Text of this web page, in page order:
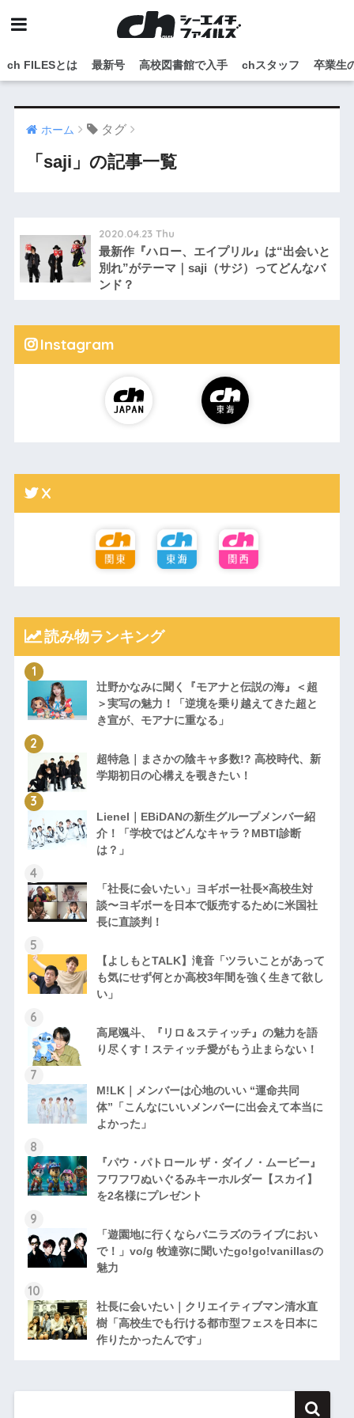
ch FILESとは 最新号 高校図書館で入手 chスタッフ 卒業生
ホーム タグ
「saji」の記事一覧
2020.04.23 Thu
最新作『ハロー、エイプリル』は“出会いと
別れ”がテーマ｜saji（サジ）ってどんなバ
ンド？
Instagram
X
読み物ランキング
辻野かなみに聞く『モアナと伝説の海』＜超
＞実写の魅力！「逆境を乗り越えてきた超と
き宣が、モアナに重なる」
超特急｜まさかの陰キャ多数!? 高校時代、新
学期初日の心構えを覗きたい！
Lienel｜EBiDANの新生グループメンバー紹
介！「学校ではどんなキャラ？MBTI診断
は？」
「社長に会いたい」ヨギボー社長×高校生対
談〜ヨギボーを日本で販売するために米国社
長に直談判！
【よしもとTALK】滝音「ツラいことがあって
も気にせず何とか高校3年間を強く生きて欲し
い」
高尾颯斗、『リロ＆スティッチ』の魅力を語
り尽くす！スティッチ愛がもう止まらない！
M!LK｜メンバーは心地のいい “運命共同
体”「こんなにいいメンバーに出会えて本当に
よかった」
『パウ・パトロール ザ・ダイノ・ムービー』
フワフワぬいぐるみキーホルダー【スカイ】
を2名様にプレゼント
「遊園地に行くならバニラズのライブにおい
で！」vo/g 牧達弥に聞いたgo!go!vanillasの
魅力
社長に会いたい｜クリエイティブマン清水直
樹「高校生でも行ける都市型フェスを日本に
作りたかったんです」